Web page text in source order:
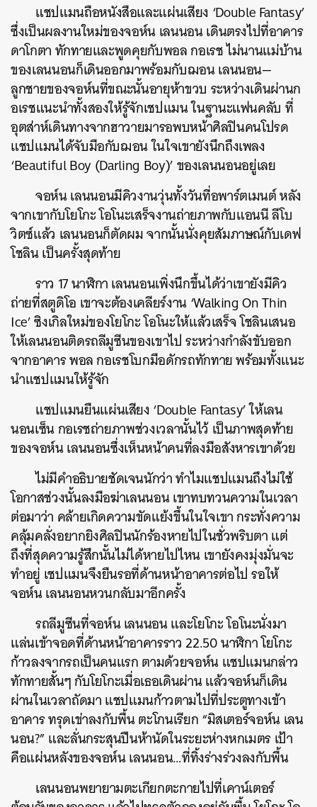
แชปแมนถือหนังสือและแผ่นเสียง ‘Double Fantasy’
ซึ่งเป็นผลงานใหม่ของจอห์นเลนนอนเดินตรงไปที่อาคาร
ดาโกตาทักทายและพูดคุยกับพอลกอเรชไม่นานแม่บ้าน
ของเลนนอนก็เดินออกมาพร้อมกับฌอนเลนนอน—
ลูกชายของจอห์นที่ขณะนั้นอายุห้าขวบ ระหว่างเดินผ่านก
อเรชแนะนำทั้งสองให้รู้จักเชปแมนในฐานะแฟนคลับ ที่
อุตส่าห์เดินทางจากฮาวายมารอพบหน้าศิลปินคนโปรด
แชปแมนได้จับมือกับฌอนในใจเขายังนึกถึงเพลง
‘Beautiful Boy (Darling Boy)’ของเลนนอนอยู่เลย
จอห์นเลนนอนมีคิวงานวุ่นทั้งวันที่อพาร์ตเมนต์หลัง
จากเขากับโยโกะโอโนะเสร็จงานถ่ายภาพกับแอนนีลีโบ
วิตซ์แล้ว เลนนอนก็ตัดผมจากนั้นนั่งคุยสัมภาษณ์กับเดฟ
โชลินเป็นครั้งสุดท้าย
ราว 17นาฬิกาเลนนอนเพิ่งนึกขึ้นได้ว่าเขายังมีคิว
ถ่ายที่สตูดิโอ เขาจะต้องเคลียร์งาน‘Walking On Thin
Ice’ซิงเกิลใหม่ของโยโกะโอโนะให้แล้วเสร็จโชลินเสนอ
ให้เลนนอนติดรถลีมูซีนของเขาไประหว่างกำลังขับออก
จากอาคารพอลกอเรชโบกมือดักรถทักทายพร้อมทั้งแนะ
นำแชปแมนให้รู้จัก
แชปแมนยืนแผ่นเสียง‘Double Fantasy’ให้เลน
นอนเซ็นกอเรชถ่ายภาพช่วงเวลานั้นไว้เป็นภาพสุดท้าย
ของจอห์นเลนนอนซึ่งเห็นหน้าคนที่ลงมือสังหารเขาด้วย
ไม่มีคำอธิบายชัดเจนนักว่าทำไมแชปแมนถึงไม่ใช้
โอกาสช่วงนั้นลงมือฆ่าเลนนอนเขาทบทวนความในเวลา
ต่อมาว่า คล้ายเกิดความขัดแย้งขึ้นในใจเขากระทั่งความ
คลุ้มคลั่งอยากยิงศิลปินนักร้องหายไปในชั่วพริบตาแต่
ถึงที่สุดความรู้สึกนั้นไม่ได้หายไปไหนเขายังคงมุ่งมั่นจะ
ทำอยู่ เชปแมนจึงยืนรอที่ด้านหน้าอาคารต่อไปรอให้
จอห์นเลนนอนหวนกลับมาอีกครั้ง
รถลีมูซีนที่จอห์นเลนนอนและโยโกะโอโนะนั่งมา
แล่นเข้าจอดที่ด้านหน้าอาคารราว 22.50นาฬิกาโยโกะ
ก้าวลงจากรถเป็นคนแรกตามด้วยจอห์นแชปแมนกล่าว
ทักทายสั้นๆกับโยโกะเมื่อเธอเดินผ่านแล้วจอห์นก็เดิน
ผ่านในเวลาถัดมาแชปแมนก้าวตามไปที่ประตูทางเข้า
อาคารทรุดเข่าลงกับพื้นตะโกนเรียก“มิสเตอร์จอห์นเลน
นอน?”และลั่นกระสุนปืนห้านัดในระยะห่างหกเมตรเป้า
คือแผ่นหลังของจอห์นเลนนอน…ที่ทิ้งร่างร่วงลงกับพื้น
เลนนอนพยายามตะเกียกตะกายไปที่เคาน์เตอร์